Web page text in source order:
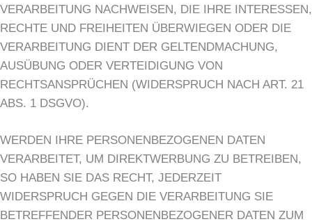
VERARBEITUNG NACHWEISEN, DIE IHRE INTERESSEN,
RECHTE UND FREIHEITEN ÜBERWIEGEN ODER DIE
VERARBEITUNG DIENT DER GELTENDMACHUNG,
AUSÜBUNG ODER VERTEIDIGUNG VON
RECHTSANSPRÜCHEN (WIDERSPRUCH NACH ART. 21
ABS. 1 DSGVO).
WERDEN IHRE PERSONENBEZOGENEN DATEN
VERARBEITET, UM DIREKTWERBUNG ZU BETREIBEN,
SO HABEN SIE DAS RECHT, JEDERZEIT
WIDERSPRUCH GEGEN DIE VERARBEITUNG SIE
BETREFFENDER PERSONENBEZOGENER DATEN ZUM